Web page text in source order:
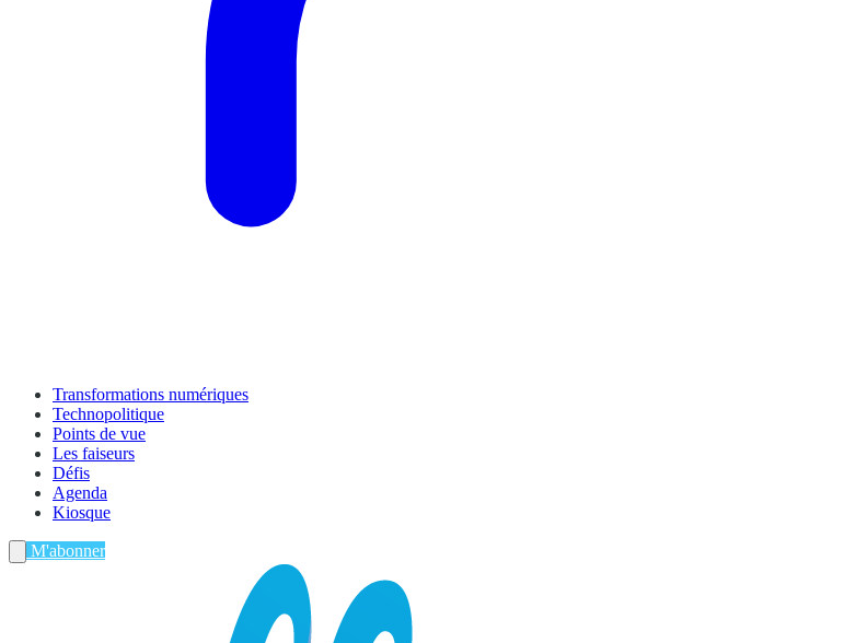
Transformations numériques
Technopolitique
Points de vue
Les faiseurs
Défis
Agenda
Kiosque
M'abonner